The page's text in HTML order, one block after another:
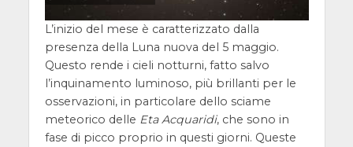
L’inizio del mese è caratterizzato dalla
presenza della Luna nuova del 5 maggio.
Questo rende i cieli notturni, fatto salvo
l’inquinamento luminoso, più brillanti per le
osservazioni, in particolare dello sciame
meteorico delle Eta Acquaridi, che sono in
fase di picco proprio in questi giorni. Queste